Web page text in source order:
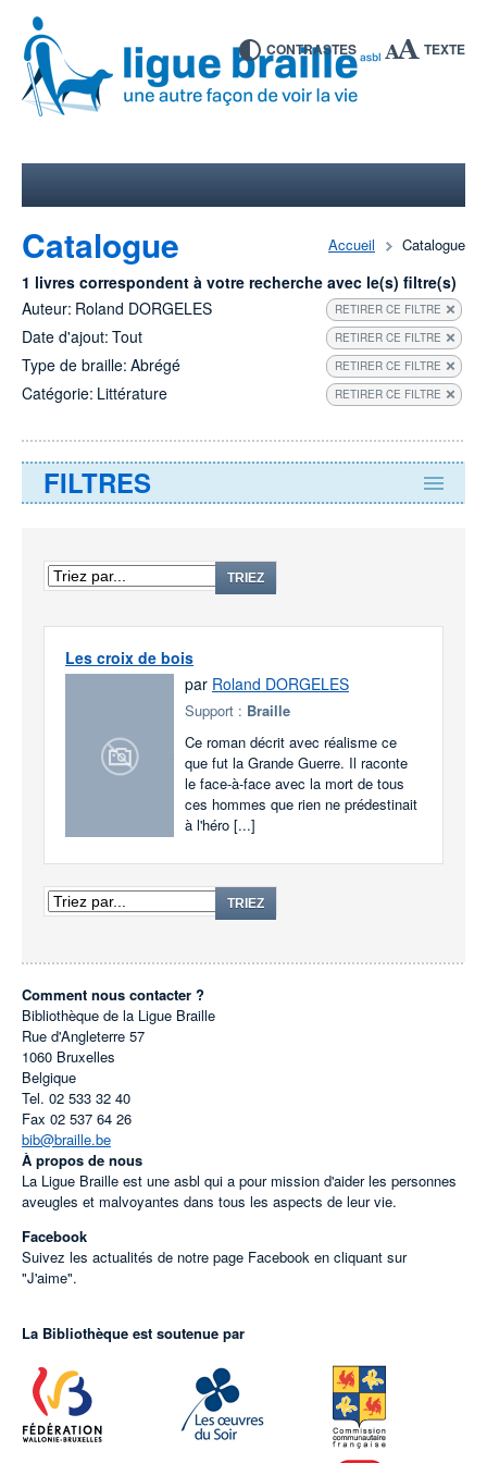
CONTRASTES TEXTE
Accueil Catalogue
Catalogue
1 livres correspondent à votre recherche avec le(s) filtre(s)
Auteur: Roland DORGELES RETIRER CE FILTRE
Date d'ajout: Tout RETIRER CE FILTRE
Type de braille: Abrégé RETIRER CE FILTRE
Catégorie: Littérature RETIRER CE FILTRE
FILTRES
TRIEZ
Les croix de bois
par Roland DORGELES
Support : Braille
Ce roman décrit avec réalisme ce
que fut la Grande Guerre. Il raconte
le face-à-face avec la mort de tous
ces hommes que rien ne prédestinait
à l'héro [...]
TRIEZ
Comment nous contacter ?
Bibliothèque de la Ligue Braille
Rue d'Angleterre 57
1060 Bruxelles
Belgique
Tel. 02 533 32 40
Fax 02 537 64 26
bib@braille.be
À propos de nous
La Ligue Braille est une asbl qui a pour mission d'aider les personnes
aveugles et malvoyantes dans tous les aspects de leur vie.
Facebook
Suivez les actualités de notre page Facebook en cliquant sur
"J'aime".
La Bibliothèque est soutenue par